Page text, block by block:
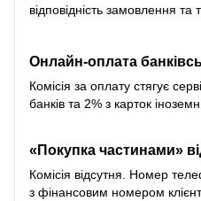
відповідність замовлення та
Онлайн-оплата
Комісія за оплату стягує
банків та 2% з карток
«Покупка частинами»
Комісія відсутня. Номер
з фінансовим номером